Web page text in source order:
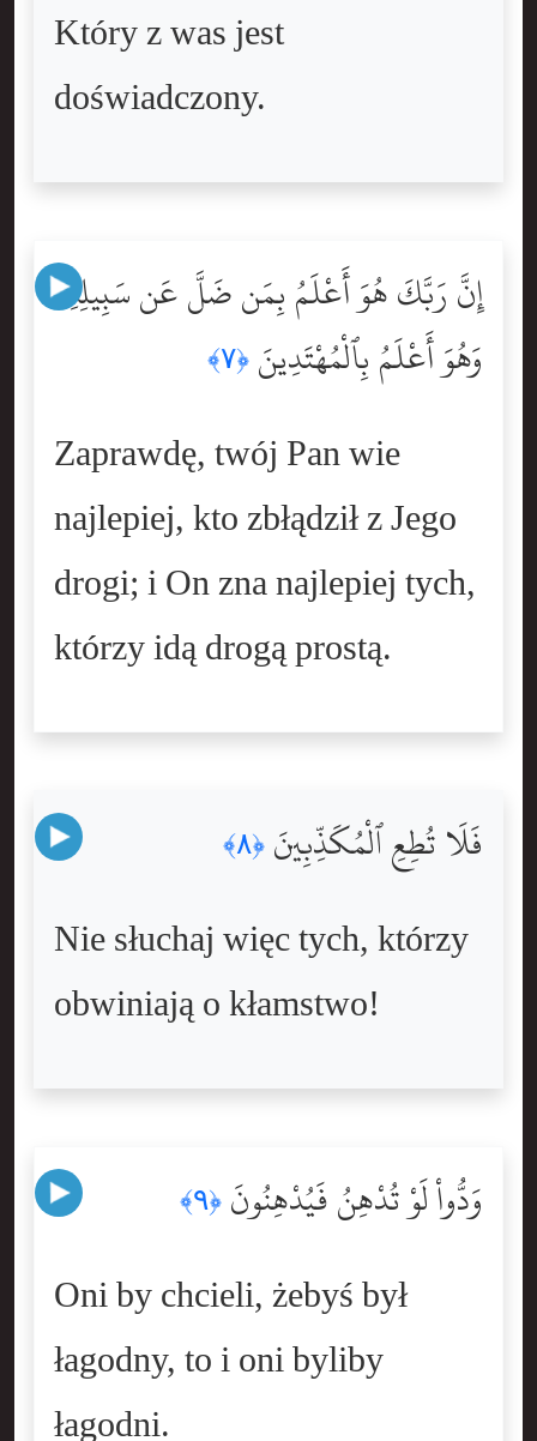
Który z was jest
doświadczony.
إِنَّ رَبَّكَ هُوَ أَعْلَمُ بِمَن ضَلَّ عَن سَبِيلِهِۦ
وَهُوَ أَعْلَمُ بِٱلْمُهْتَدِينَ ﴿٧﴾
Zaprawdę, twój Pan wie
najlepiej, kto zbłądził z Jego
drogi; i On zna najlepiej tych,
którzy idą drogą prostą.
فَلَا تُطِعِ ٱلْمُكَذِّبِينَ ﴿٨﴾
Nie słuchaj więc tych, którzy
obwiniają o kłamstwo!
وَدُّواْ لَوْ تُدْهِنُ فَيُدْهِنُونَ ﴿٩﴾
Oni by chcieli, żebyś był
łagodny, to i oni byliby
łagodni.